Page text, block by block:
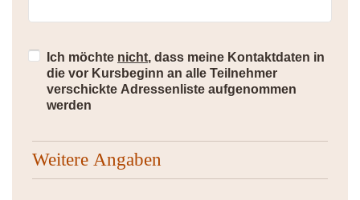
Ich möchte nicht, dass meine Kontaktdaten in
die vor Kursbeginn an alle Teilnehmer
verschickte Adressenliste aufgenommen
werden
Weitere Angaben